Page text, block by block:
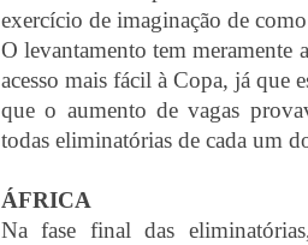
exercício de imaginação de
O levantamento tem meramente
acesso mais fácil à Copa, já que
que o aumento de vagas
todas eliminatórias de cada um
ÁFRICA
Na fase final das